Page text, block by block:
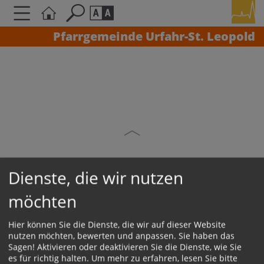
Pfarrgemeinde Urfahr-St. Leopold
A A A A A
Impressum
Datenschutz
Dienste, die wir nutzen
möchten
Hier können Sie die Dienste, die wir auf dieser Website
nutzen möchten, bewerten und anpassen. Sie haben das
Sagen! Aktivieren oder deaktivieren Sie die Dienste, wie Sie
es für richtig halten. Um mehr zu erfahren, lesen Sie bitte